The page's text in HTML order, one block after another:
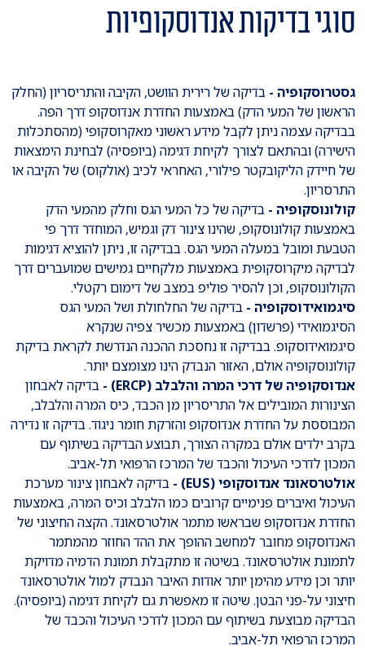
סוגי בדיקות אנדוסקופיות
גסטרוסקופיה - בדיקה של רירית הוושט, הקיבה והתריסריון (החלק
הראשון של המעי הדק) באמצעות החדרת אנדוסקופ דרך הפה.
בבדיקה עצמה ניתן לקבל מידע ראשוני מאקרוסקופי (מהסתכלות
הישירה) ובהתאם לצורך לקיחת דגימה (ביופסיה) לבחינת הימצאות
של חיידק הליקובקטר פילורי, האחראי לכיב (אולקוס) של הקיבה או
התרסריון.
קולונוסקופיה - בדיקה של כל המעי הגס וחלק מהמעי הדק
באמצעות קולונוסקופ, שהינו צינור דק וגמיש, המוחדר דרך פי
הטבעת ומובל במעלה המעי הגס. בבדיקה זו, ניתן להוציא דגימות
לבדיקה מיקרוסקופית באמצעות מלקחיים גמישים שמועברים דרך
הקולונוסקופ, וכן להסיר פוליפ במצב של דימום רקטלי.
סיגמואידוסקופיה - בדיקה של החלחולת ושל המעי הגס
הסיגמואידי (פרשדון) באמצעות מכשיר צפיה שנקרא
סיגמואידוסקופ. בבדיקה זו נחסכת ההכנה הנדרשת לקראת בדיקת
קולונוסקופיה אולם, האזור הנבדק הינו מצומצם יותר.
אנדוסקופיה של דרכי המרה והלבלב (ERCP) -
בדיקה לאבחון
הצינורות המובילים אל התריסריון מן הכבד, כיס המרה והלבלב,
המבוססת על החדרת אנדוסקופ והזרקת חומר ניגוד. בדיקה זו נדירה
בקרב ילדים אולם במקרה הצורך, תבוצע הבדיקה בשיתוף עם
המכון לדרכי העיכול והכבד של המרכז הרפואי תל-אביב.
אולטרסאונד אנדוסקופי (EUS) -
בדיקה לאבחון צינור מערכת
העיכול ואיברים פנימיים קרובים כמו הלבלב וכיס המרה, באמצעות
החדרת אנדוסקופ שבראשו מתמר אולטרסאונד. הקצה החיצוני של
האנדוסקופ מחובר למחשב ההופך את ההד החוזר מהמתמר
לתמונת אולטרסאונד. בשיטה זו מתקבלת תמונת הדמיה מדויקת
יותר וכן מידע מהימן יותר אודות האיבר הנבדק למול אולטרסאונד
חיצוני על-פני הבטן. שיטה זו מאפשרת גם לקיחת דגימה (ביופסיה).
הבדיקה מבוצעת בשיתוף עם המכון לדרכי העיכול והכבד של
המרכז הרפואי תל-אביב.